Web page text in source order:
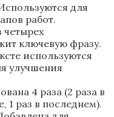
для
работ.
ключевую фразу.
используются
улучшения
4 раза (2 раза в
1 раз в последнем).